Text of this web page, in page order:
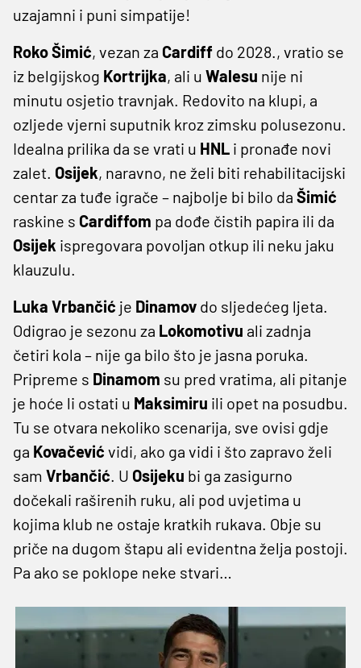
uzajamni i puni simpatije!
Roko Šimić, vezan za Cardiff do 2028., vratio se
iz belgijskog Kortrijka, ali u Walesu nije ni
minutu osjetio travnjak. Redovito na klupi, a
ozljede vjerni suputnik kroz zimsku polusezonu.
Idealna prilika da se vrati u HNL i pronađe novi
zalet. Osijek, naravno, ne želi biti rehabilitacijski
centar za tuđe igrače – najbolje bi bilo da Šimić
raskine s Cardiffom pa dođe čistih papira ili da
Osijek ispregovara povoljan otkup ili neku jaku
klauzulu.
Luka Vrbančić je Dinamov do sljedećeg ljeta.
Odigrao je sezonu za Lokomotivu ali zadnja
četiri kola – nije ga bilo što je jasna poruka.
Pripreme s Dinamom su pred vratima, ali pitanje
je hoće li ostati u Maksimiru ili opet na posudbu.
Tu se otvara nekoliko scenarija, sve ovisi gdje
ga Kovačević vidi, ako ga vidi i što zapravo želi
sam Vrbančić. U Osijeku bi ga zasigurno
dočekali raširenih ruku, ali pod uvjetima u
kojima klub ne ostaje kratkih rukava. Obje su
priče na dugom štapu ali evidentna želja postoji.
Pa ako se poklope neke stvari…